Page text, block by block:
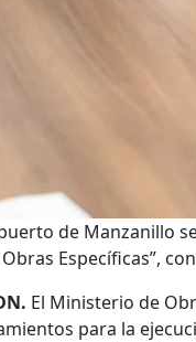
de Manzanillo
Específicas”,
El Ministerio de
para la